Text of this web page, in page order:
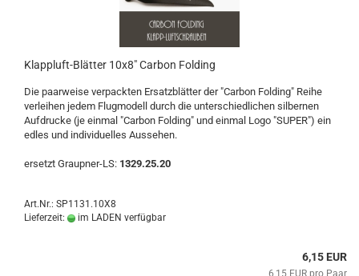
Klappluft-Blätter 10x8" Carbon Folding
Die paarweise verpackten Ersatzblätter der "Carbon Folding" Reihe
verleihen jedem Flugmodell durch die unterschiedlichen silbernen
Aufdrucke (je einmal "Carbon Folding" und einmal Logo "SUPER") ein
edles und individuelles Aussehen.
ersetzt Graupner-LS: 1329.25.20
Art.Nr.: SP1131.10X8
Lieferzeit:
im LADEN verfügbar
6,15 EUR
6,15 EUR pro Paar